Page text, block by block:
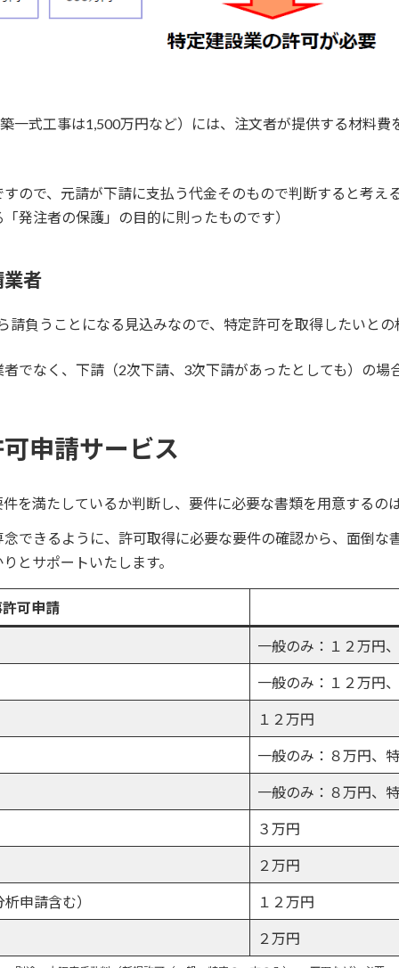
一式工事は1,500万円など）には、注文者が提供する材料
ので、元請が下請に支払う代金そのもので判断すると考え
注者の保護」の目的に則ったものです）
者
請負うことになる見込みなので、特定許可を取得したいと
でなく、下請（2次下請、3次下請があったとしても）の
申請サービス
を満たしているか判断し、要件に必要な書類を用意するの
できるように、許可取得に必要な要件の確認から、面倒
とサポートいたします。
可申請
一般のみ：１２万円
一般のみ：１２万円
１２万円
一般のみ：８万円、
一般のみ：８万円、
３万円
２万円
申請含む） １２万円
２万円